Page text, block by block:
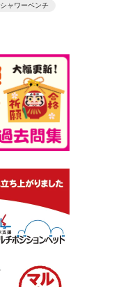
シャワーベンチ